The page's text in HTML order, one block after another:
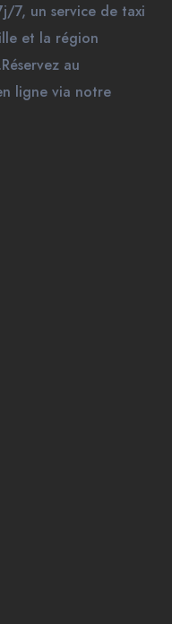
7, un service de taxi
et la région
au
ligne via notre